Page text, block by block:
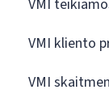
VMI
VMI kliento
VMI